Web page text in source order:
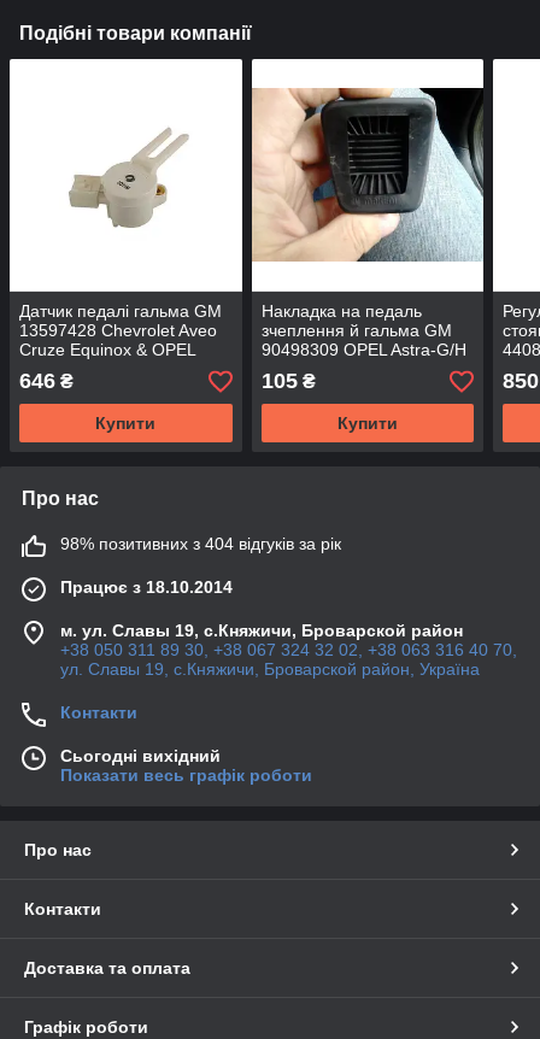
Подібні товари компанії
Датчик педалі гальма GM
13597428 Chevrolet Aveo
Cruze Equinox & OPEL
Antara Astra-J/K Mokka
Zafira-C & Suzuki
646 ₴
Купити
Накладка на педаль
зчеплення й гальма GM
90498309 OPEL Astra-G/H
Zafira-A/B
105₴
Купити
850
Про нас
98% позитивних з 404 відгуків за рік
Працює з 18.10.2014
м. ул. Славы 19, с.Княжичи, Броварской район
+38 050 311 89 30, +38 067 324 32 02, +38 063 316 40 70,
ул. Славы 19, с.Княжичи, Броварской район, Україна
Контакти
Сьогодні вихідний
Показати весь графік роботи
Про нас
Контакти
Доставка та оплата
Графік роботи